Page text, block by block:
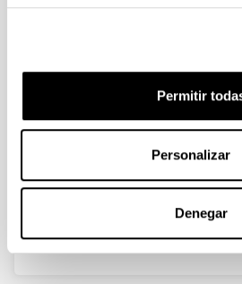
Permitir
Personalizar
Denegar
2ª corrección (11/03/2020)
Datos de contacto
Convocatoria
Documentos
(Abre una nueva ventana)
Convocatoria(pdf, 169,39
Enlace
(Abre una nueva ventana)